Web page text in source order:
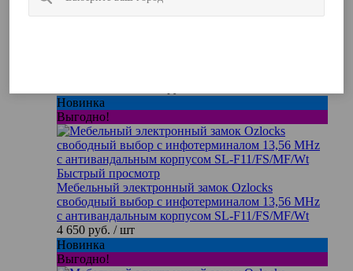
Выгодно!
Новинка
Выгодно!
Быстрый просмотр
Мебельный электронный замок Ozlocks
свободный выбор с инфотерминалом 13,56 MHz
с антивандальным корпусом SL-F11/FS/MF/Wt
4 650 руб. / шт
Новинка
Выгодно!